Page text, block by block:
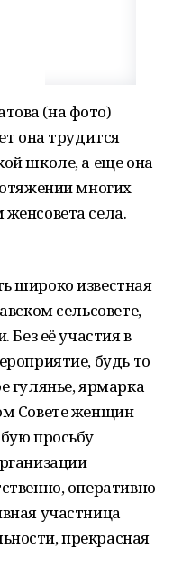
(на фото)
она трудится
школе, а еще она
многих
села.
широко известная
сельсовете,
Без её участия в
будь то
гулянье, ярмарка
Совете женщин
просьбу
оперативно
участница
прекрасная